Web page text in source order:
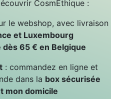
CosmÉthique :
le webshop, avec livraison
et Luxembourg
65 € en Belgique
: commandez en ligne et
dans la box sécurisée
mon domicile